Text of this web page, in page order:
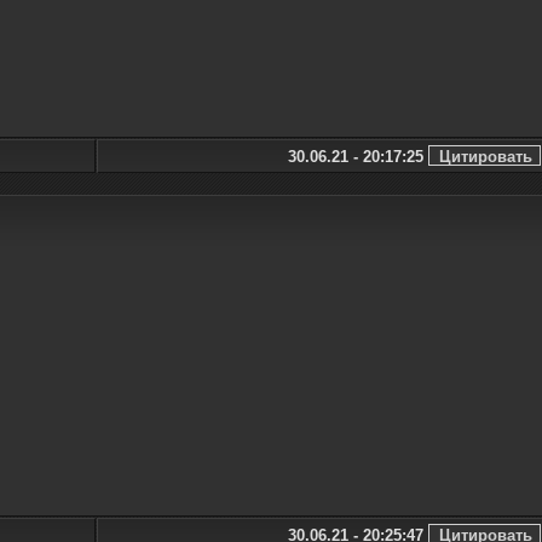
30.06.21 - 20:17:25
30.06.21 - 20:25:47